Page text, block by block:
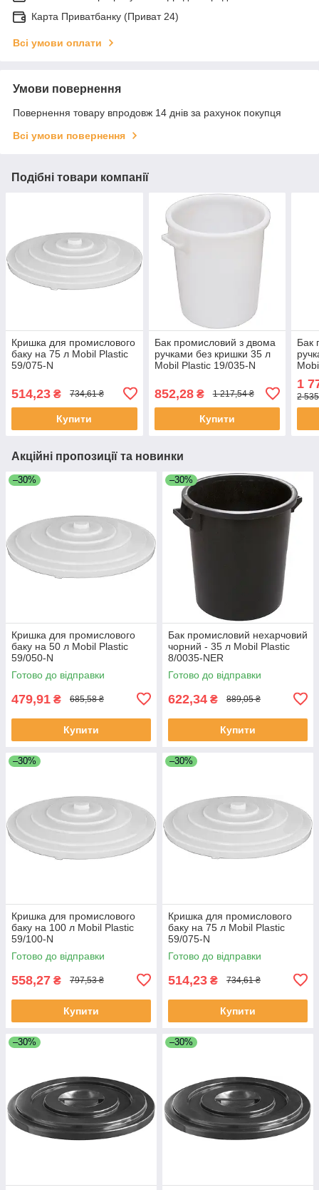
Карта Приватбанку (Приват 24)
Всі умови оплати
Умови повернення
Повернення товару впродовж 14 днів за рахунок покупця
Всі умови повернення
Подібні товари компанії
Кришка для промислового
баку на 75 л Mobil Plastic
59/075-N
514,23 ₴ 734,61 ₴
Купити
Бак промисловий з двома
ручками без кришки 35 л
Mobil Plastic 19/035-N
852,28₴ 1 217,54 ₴
Купити
Бак
1
2
Акційні пропозиції та новинки
–30%
Кришка для промислового
баку на 50 л Mobil Plastic
59/050-N
Готово до відправки
479,91 ₴ 685,58 ₴
Купити
–30%
Бак промисловий нехарчовий
чорний - 35 л Mobil Plastic
8/0035-NER
Готово до відправки
622,34 ₴ 889,05 ₴
Купити
–30%
Кришка для промислового
баку на 100 л Mobil Plastic
59/100-N
Готово до відправки
558,27 ₴ 797,53 ₴
Купити
–30%
Кришка для промислового
баку на 75 л Mobil Plastic
59/075-N
Готово до відправки
514,23 ₴ 734,61 ₴
Купити
–30% –30%